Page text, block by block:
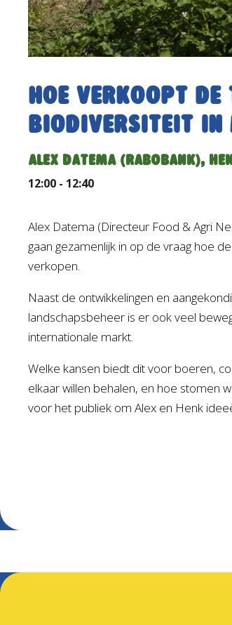
Hoe verkoopt
biodiversiteit in
ALEX DATEMA (RABOBANK),
12:00 - 12:40
Alex Datema (Directeur Food & Agri
gaan gezamenlijk in op de vraag hoe
verkopen.
Naast de ontwikkelingen en
landschapsbeheer is er ook veel
internationale markt.
Welke kansen biedt dit voor boeren,
elkaar willen behalen, en hoe stomen
voor het publiek om Alex en Henk